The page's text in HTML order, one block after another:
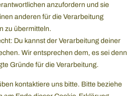
anzufordern und sie
anderen für die Verarbeitung
zu übermitteln.
Du kannst der Verarbeitung deiner
Wir entsprechen dem, es sei denn
Gründe für die Verarbeitung.
kontaktiere uns bitte. Bitte beziehe